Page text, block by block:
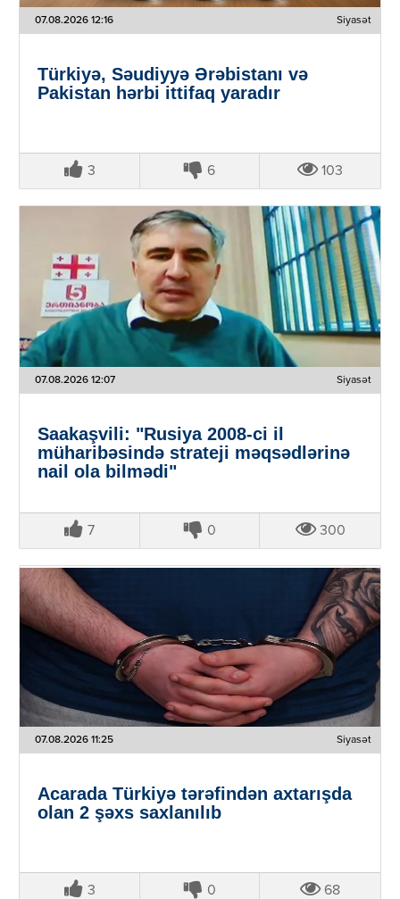
07.08.2026 12:16 Siyasət
Türkiyə, Səudiyyə Ərəbistanı və
Pakistan hərbi ittifaq yaradır
3 6 103
07.08.2026 12:07 Siyasət
Saakaşvili: "Rusiya 2008-ci il
müharibəsində strateji məqsədlərinə
nail ola bilmədi"
7 0 300
07.08.2026 11:25 Siyasət
Acarada Türkiyə tərəfindən axtarışda
olan 2 şəxs saxlanılıb
3 0 68